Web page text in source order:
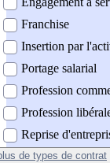
Franchise
Insertion par
Portage salarial
Profession
Profession
Reprise
de types de contrat